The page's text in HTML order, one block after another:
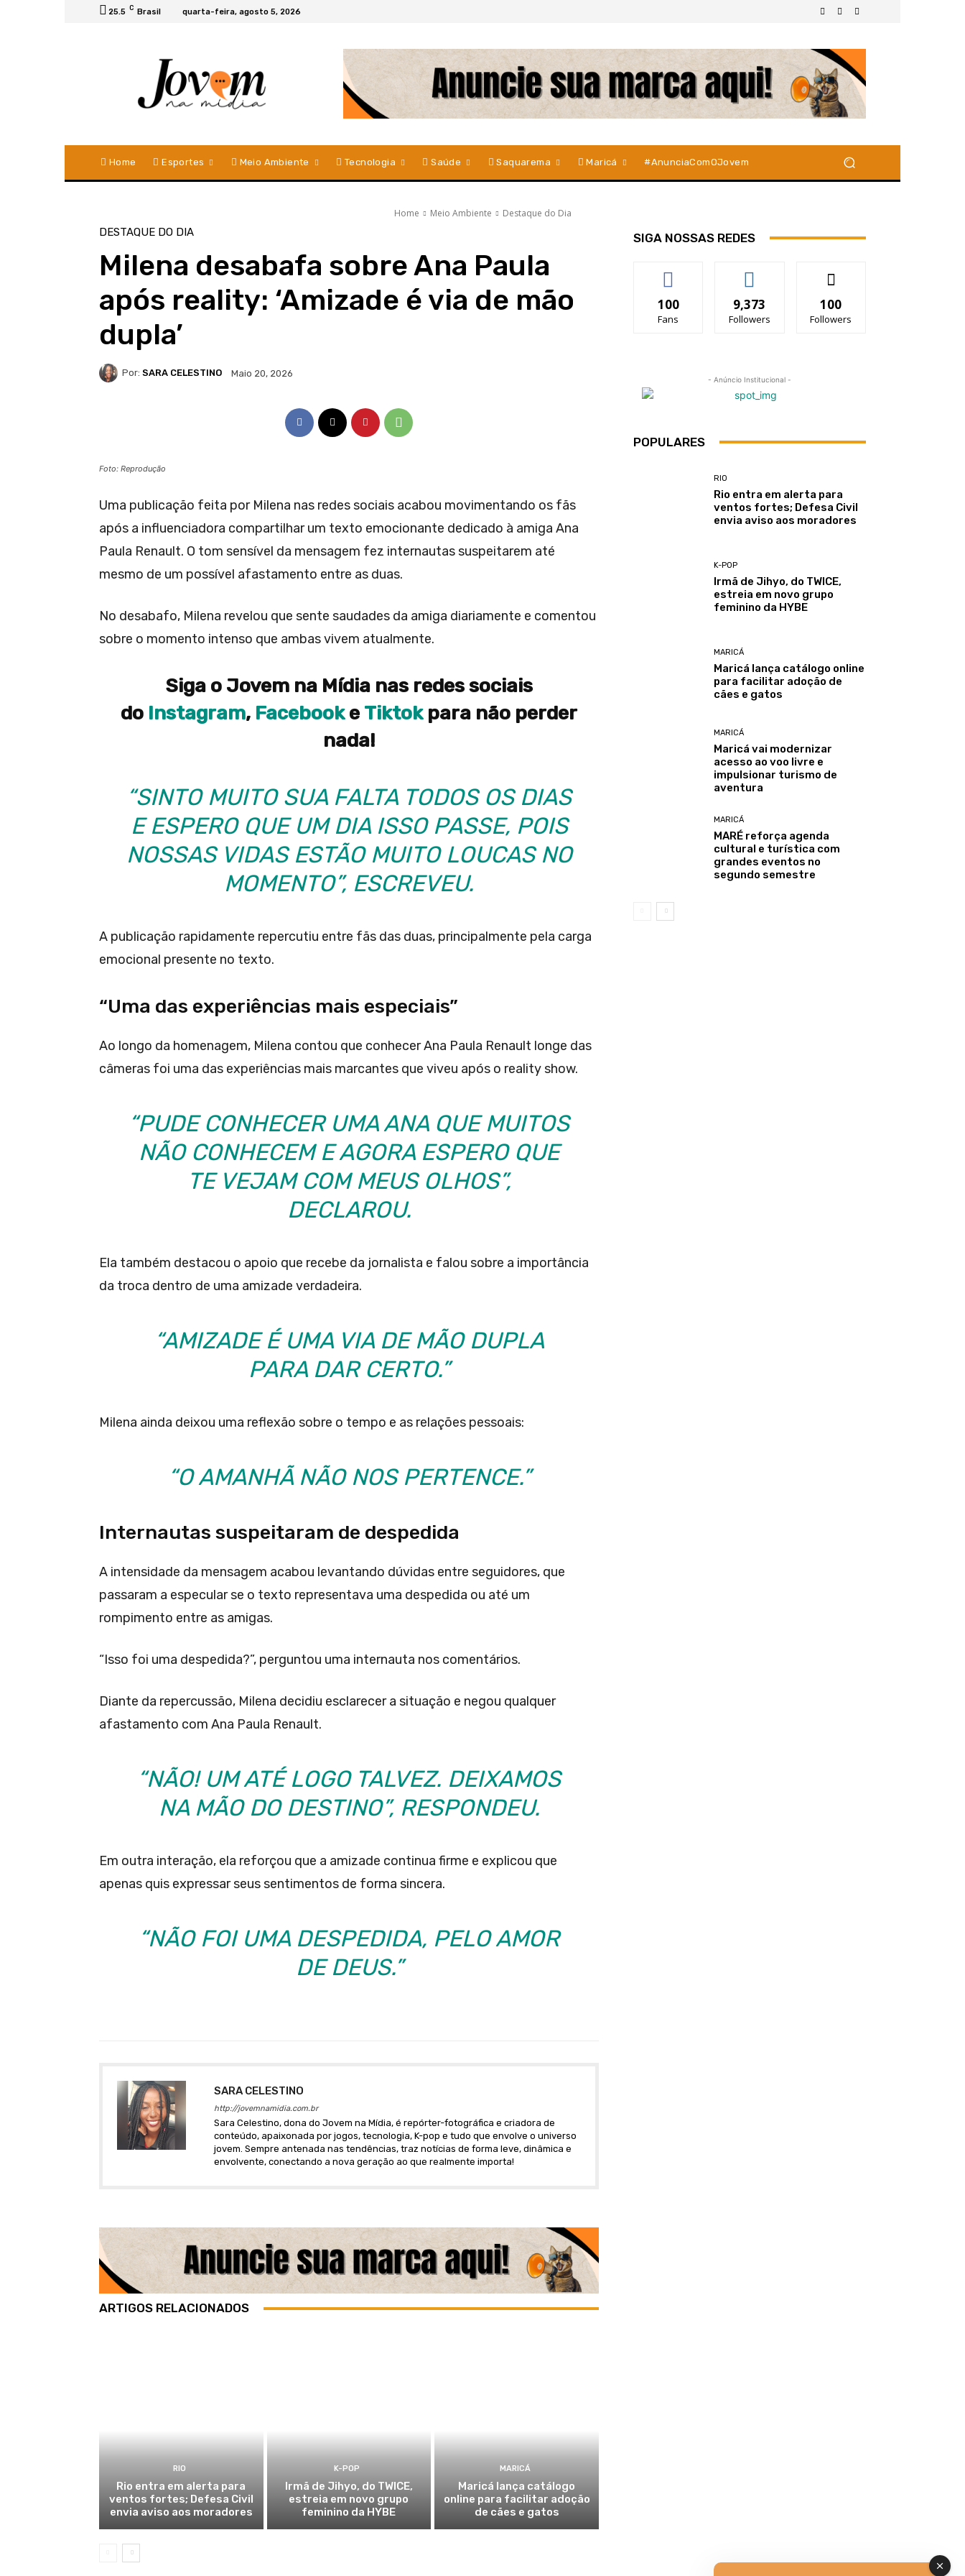
25.5 C Brasil quarta-feira, agosto 5, 2026
Home Esportes Meio Ambiente Tecnologia Saúde Saquarema Maricá #AnunciaComOJovem
Home Meio Ambiente Destaque do Dia
DESTAQUE DO DIA
Milena desabafa sobre Ana Paula
após reality: ‘Amizade é via de mão
dupla’
Por: SARA CELESTINO Maio 20, 2026
Foto: Reprodução
Uma publicação feita por Milena nas redes sociais acabou movimentando os fãs
após a influenciadora compartilhar um texto emocionante dedicado à amiga Ana
Paula Renault. O tom sensível da mensagem fez internautas suspeitarem até
mesmo de um possível afastamento entre as duas.
No desabafo, Milena revelou que sente saudades da amiga diariamente e comentou
sobre o momento intenso que ambas vivem atualmente.
Siga o Jovem na Mídia nas redes sociais
do Instagram, FacebookeTiktok para não perder
nada!
“SINTO MUITO SUA FALTA TODOS OS DIAS
E ESPERO QUE UM DIA ISSO PASSE, POIS
NOSSAS VIDAS ESTÃO MUITO LOUCAS NO
MOMENTO”, ESCREVEU.
A publicação rapidamente repercutiu entre fãs das duas, principalmente pela carga
emocional presente no texto.
“Uma das experiências mais especiais”
Ao longo da homenagem, Milena contou que conhecer Ana Paula Renault longe das
câmeras foi uma das experiências mais marcantes que viveu após o reality show.
“PUDE CONHECER UMA ANA QUE MUITOS
NÃO CONHECEM E AGORA ESPERO QUE
TE VEJAM COM MEUS OLHOS”,
DECLAROU.
Ela também destacou o apoio que recebe da jornalista e falou sobre a importância
da troca dentro de uma amizade verdadeira.
“AMIZADE É UMA VIA DE MÃO DUPLA
PARA DAR CERTO.”
Milena ainda deixou uma reflexão sobre o tempo e as relações pessoais:
“O AMANHÃ NÃO NOS PERTENCE.”
Internautas suspeitaram de despedida
A intensidade da mensagem acabou levantando dúvidas entre seguidores, que
passaram a especular se o texto representava uma despedida ou até um
rompimento entre as amigas.
“Isso foi uma despedida?”, perguntou uma internauta nos comentários.
Diante da repercussão, Milena decidiu esclarecer a situação e negou qualquer
afastamento com Ana Paula Renault.
“NÃO! UM ATÉ LOGO TALVEZ. DEIXAMOS
NA MÃO DO DESTINO”, RESPONDEU.
Em outra interação, ela reforçou que a amizade continua firme e explicou que
apenas quis expressar seus sentimentos de forma sincera.
“NÃO FOI UMA DESPEDIDA, PELO AMOR
DE DEUS.”
SARA CELESTINO
http://jovemnamidia.com.br
Sara Celestino, dona do Jovem na Mídia, é repórter-fotográfica e criadora de
conteúdo, apaixonada por jogos, tecnologia, K-pop e tudo que envolve o universo
jovem. Sempre antenada nas tendências, traz notícias de forma leve, dinâmica e
envolvente, conectando a nova geração ao que realmente importa!
ARTIGOS RELACIONADOS
RIO
Rio entra em alerta para
ventos fortes; Defesa Civil
envia aviso aos moradores
K-POP
Irmã de Jihyo, do TWICE,
estreia em novo grupo
feminino da HYBE
MARICÁ
Maricá lança catálogo
online para facilitar adoção
de cães e gatos
SIGA NOSSAS REDES
100
Fans
9,373
Followers
100
Followers
- Anúncio Institucional -
POPULARES
RIO
Rio entra em alerta para
ventos fortes; Defesa Civil
envia aviso aos moradores
K-POP
Irmã de Jihyo, do TWICE,
estreia em novo grupo
feminino da HYBE
MARICÁ
Maricá lança catálogo online
para facilitar adoção de
cães e gatos
MARICÁ
Maricá vai modernizar
acesso ao voo livre e
impulsionar turismo de
aventura
MARICÁ
MARÉ reforça agenda
cultural e turística com
grandes eventos no
segundo semestre